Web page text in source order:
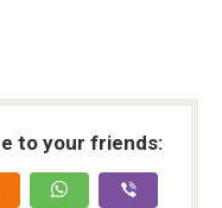
to your friends: